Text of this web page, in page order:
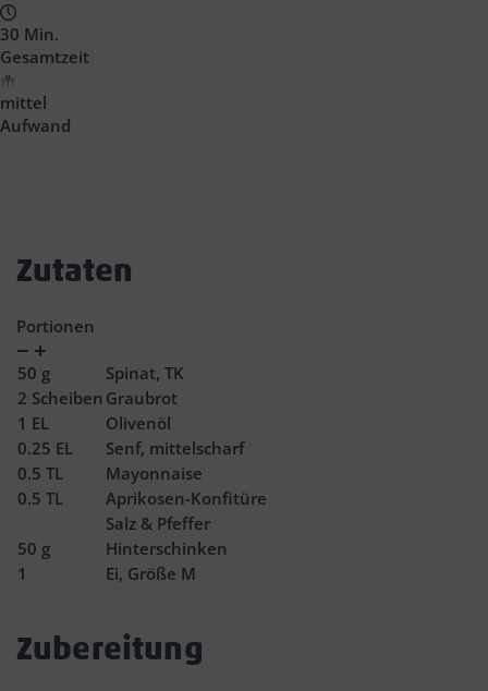
30 Min.
Gesamtzeit
mittel
Aufwand
Zutaten
Portionen
Verringern
Zunahme
50 g
Spinat, TK
2 Scheiben Graubrot
1 EL
Olivenöl
0.25 EL
Senf, mittelscharf
0.5 TL
Mayonnaise
0.5 TL
Aprikosen-Konfitüre
Salz & Pfeffer
50 g
Hinterschinken
1
Ei, Größe M
Zubereitung